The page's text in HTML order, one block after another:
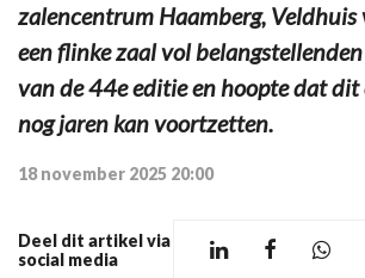
zalencentrum Haamberg, Veldhuis
een flinke zaal vol
van de 44e editie en hoopte dat dit
nog jaren kan voortzetten.
18 november 2025 20:00
Deel dit artikel via
social media